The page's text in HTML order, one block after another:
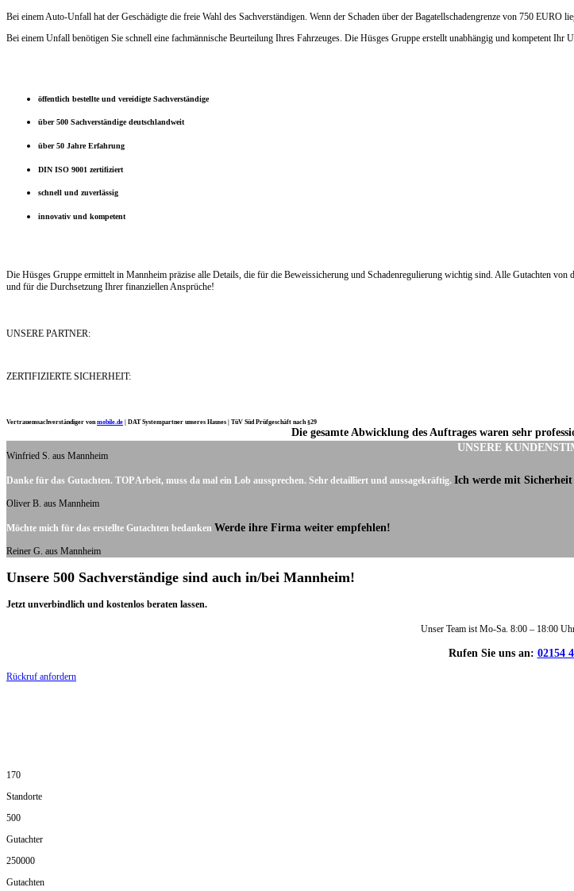
Bei einem Auto-Unfall hat der Geschädigte die freie Wahl des Sachverständigen. Wenn der Schaden über der Bagatellschadengrenze von 750 EURO
Bei einem Unfall benötigen Sie schnell eine fachmännische Beurteilung Ihres Fahrzeuges. Die Hüsges Gruppe erstellt unabhängig und kompetent Ihr
öffentlich bestellte und vereidigte Sachverständige
über 500 Sachverständige deutschlandweit
über 50 Jahre Erfahrung
DIN ISO 9001 zertifiziert
schnell und zuverlässig
innovativ und kompetent
Die Hüsges Gruppe ermittelt in Mannheim präzise alle Details, die für die Beweissicherung und Schadenregulierung wichtig sind. Alle Gutachten von
und für die Durchsetzung Ihrer finanziellen Ansprüche!
UNSERE PARTNER:
ZERTIFIZIERTE SICHERHEIT:
Vertrauenssachverständiger vonmobile.de DAT Systempartner unseres Hauses | TüV Süd Prüfgeschäft nach §29
UNSERE
Die gesamte Abwicklung des Auftrages waren sehr
Winfried S. aus Mannheim
Danke für das Gutachten. TOP Arbeit, muss da mal ein Lob aussprechen. Sehr detailliert und aussagekräftig. Ich werde mit
Oliver B. aus Mannheim
Möchte mich für das erstellte Gutachten bedanken Werde ihre Firma weiter empfehlen!
Reiner G. aus Mannheim
Unsere 500 Sachverständige sind auch in/bei Mannheim!
Jetzt unverbindlich und kostenlos beraten lassen.
Unser Team ist Mo-Sa. 8:00 – 18:00
Rufen Sie uns an: 02154
Rückruf anfordern
170
Standorte
500
Gutachter
250000
Gutachten